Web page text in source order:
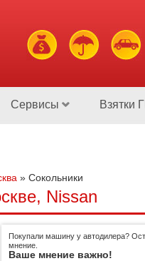
Сервисы Взятки
» Сокольники
Nissan
Покупали машину у автодилера?
мнение.
Ваше мнение важно!